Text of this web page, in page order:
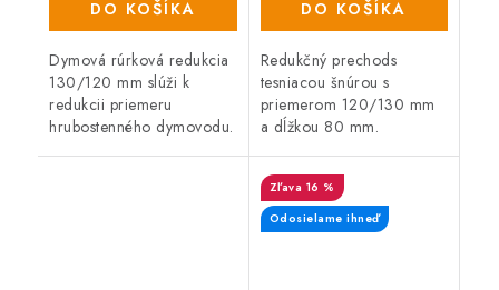
DO KOŠÍKA
Dymová rúrková redukcia
130/120 mm slúži k
redukcii priemeru
hrubostenného dymovodu.
DO KOŠÍKA
Redukčný prechods
tesniacou šnúrou s
priemerom 120/130 mm
a dĺžkou 80 mm.
16 %
Odosielame ihneď